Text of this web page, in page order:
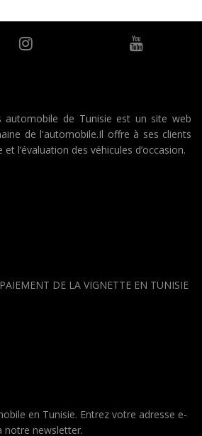
automobile de Tunisie est un site web
de l'automobile.Il offre à ses clients
l’évaluation des véhicules d’occasion.
DE LA VIGNETTE EN TUNISIE
en Tunisie. Entrez votre adresse e-
notre newsletter.